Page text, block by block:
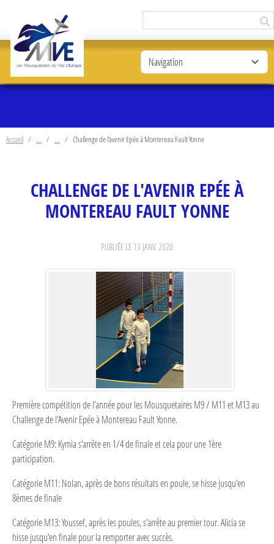
Accueil Challenge de l'avenir Epée à Montereau Fault Yonne
CHALLENGE DE L'AVENIR EPÉE À
MONTEREAU FAULT YONNE
PUBLIÉE LE 13 JANV. 2020
Première compétition de l'année pour les Mousquetaires M9 / M11 et M13 au
Challenge de l'Avenir Epée à Montereau Fault Yonne.
Catégorie M9: Kymia s'arrête en 1/4 de finale et cela pour une 1ère
participation.
Catégorie M11: Nolan, après de bons résultats en poule, se hisse jusqu'en
8èmes de finale
Catégorie M13: Youssef, après les poules, s'arrête au premier tour. Alicia se
hisse jusqu'en finale pour la remporter avec succès.